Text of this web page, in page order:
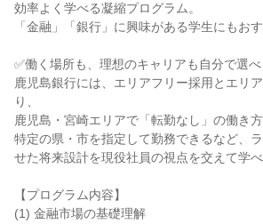
効率よく学べる凝縮プログラム。
「金融」「銀行」に興味がある学生にもおす
✅働く場所も、理想のキャリアも自分で選べ
鹿児島銀行には、エリアフリー採用とエリ
り、
鹿児島・宮崎エリアで「転勤なし」の働き方
特定の県・市を指定して勤務できるなど、
せた将来設計を現役社員の視点を交えて学べ
【プログラム内容】
(1) 金融市場の基礎理解